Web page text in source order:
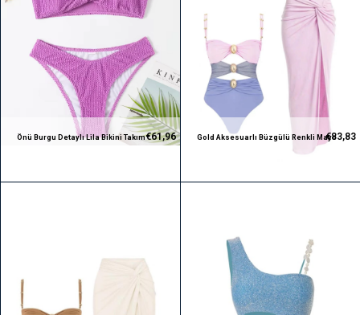
Önü Burgu Detaylı Lila Bikini Takım€61,96
Gold Aksesuarlı Büzgülü Renkli Mayo€83,83